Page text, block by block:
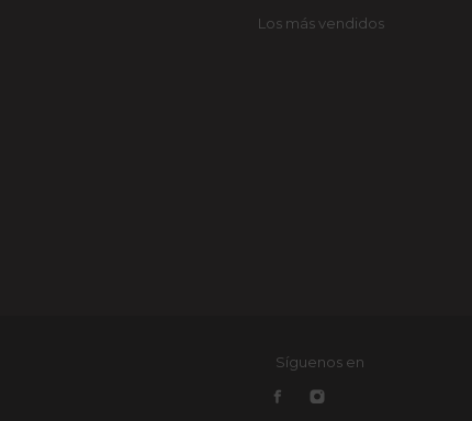
Los más vendidos
Síguenos en